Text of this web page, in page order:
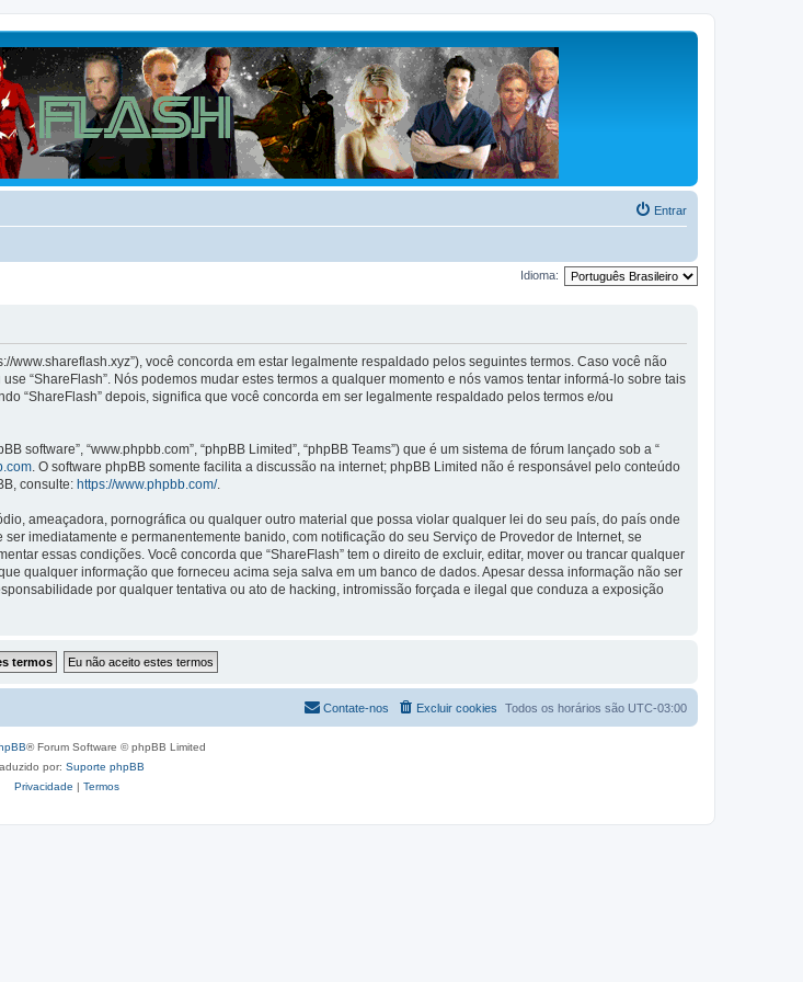
Entrar
Idioma:
www.shareflash.xyz”), você concorda em estar legalmente respaldado pelos seguintes termos. Caso você não
“ShareFlash”. Nós podemos mudar estes termos a qualquer momento e nós vamos tentar informá-lo sobre tais
“ShareFlash” depois, significa que você concorda em ser legalmente respaldado pelos termos e/ou
software”, “www.phpbb.com”, “phpBB Limited”, “phpBB Teams”) que é um sistema de fórum lançado sob a “
. O software phpBB somente facilita a discussão na internet; phpBB Limited não é responsável pelo conteúdo
consulte: https://www.phpbb.com/.
ameaçadora, pornográfica ou qualquer outro material que possa violar qualquer lei do seu país, do país onde
imediatamente e permanentemente banido, com notificação do seu Serviço de Provedor de Internet, se
essas condições. Você concorda que “ShareFlash” tem o direito de excluir, editar, mover ou trancar qualquer
qualquer informação que forneceu acima seja salva em um banco de dados. Apesar dessa informação não ser
por qualquer tentativa ou ato de hacking, intromissão forçada e ilegal que conduza a exposição
Todos os horários são UTC-03:00
Excluir cookies
Contate-nos
® Forum Software © phpBB Limited
por: Suporte phpBB
Privacidade | Termos